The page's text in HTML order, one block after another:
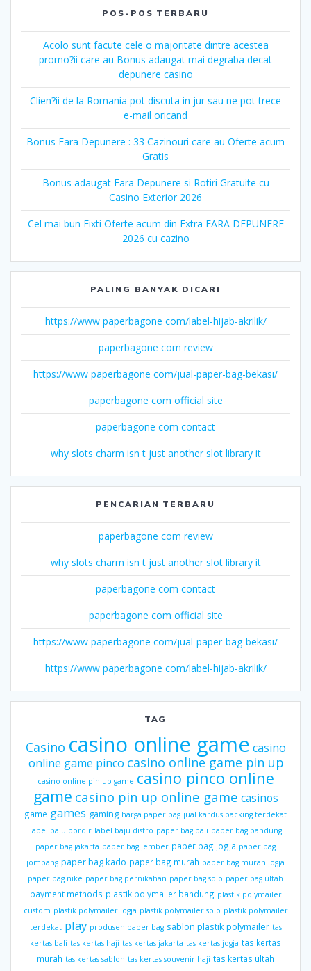
POS-POS TERBARU
Acolo sunt facute cele o majoritate dintre acestea
promo?ii care au Bonus adaugat mai degraba decat
depunere casino
Clien?ii de la Romania pot discuta in jur sau ne pot trece
e-mail oricand
Bonus Fara Depunere : 33 Cazinouri care au Oferte acum
Gratis
Bonus adaugat Fara Depunere si Rotiri Gratuite cu
Casino Exterior 2026
Cel mai bun Fixti Oferte acum din Extra FARA DEPUNERE
2026 cu cazino
PALING BANYAK DICARI
https://www paperbagone com/label-hijab-akrilik/
paperbagone com review
https://www paperbagone com/jual-paper-bag-bekasi/
paperbagone com official site
paperbagone com contact
why slots charm isn t just another slot library it
PENCARIAN TERBARU
paperbagone com review
why slots charm isn t just another slot library it
paperbagone com contact
paperbagone com official site
https://www paperbagone com/jual-paper-bag-bekasi/
https://www paperbagone com/label-hijab-akrilik/
TAG
Casino casino online game casino
online game pinco casino online game pin up
casino online pin up game casino pinco online
game casino pin up online game casinos
game games gaming harga paper bag jual kardus packing terdekat
label baju bordir label baju distro paper bag bali paper bag bandung
paper bag jakarta paper bag jember paper bag jogja paper bag
jombang paper bag kado paper bag murah paper bag murah jogja
paper bag nike paper bag pernikahan paper bag solo paper bag ultah
payment methods plastik polymailer bandung plastik polymailer
custom plastik polymailer jogja plastik polymailer solo plastik polymailer
terdekat play produsen paper bag sablon plastik polymailer tas
kertas bali tas kertas haji tas kertas jakarta tas kertas jogja tas kertas
murah tas kertas sablon tas kertas souvenir haji tas kertas ultah